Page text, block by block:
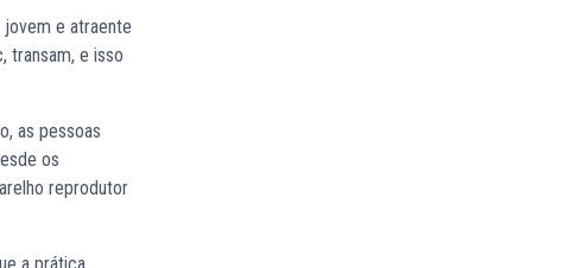
e atraente
transam, e isso
as pessoas
os
reprodutor